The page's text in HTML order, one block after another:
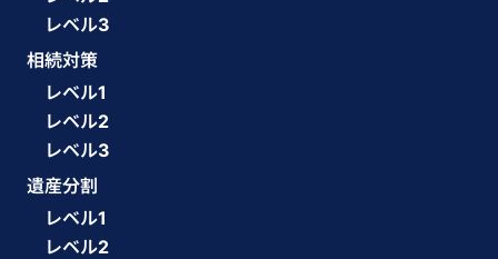
レベル3
相続対策
レベル1
レベル2
レベル3
遺産分割
レベル1
レベル2